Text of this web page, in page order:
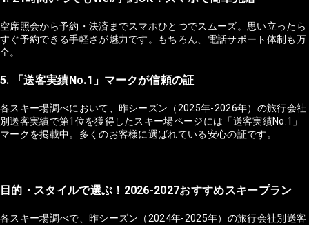
空席照会から予約・決済までスマホひとつでスムーズ。思い立ったら
すぐ予約できる手軽さが魅力です。もちろん、電話サポート体制も万
全。
5. 「送客実績No.1」マークが信頼の証
各スキー場調べにおいて、昨シーズン（2025年-2026年）の旅行会社
別送客実績で第1位を獲得したスキー場ページには「送客実績No.1」
マークを掲載中。多くのお客様に選ばれている安心の証です。
目的・スタイルで選ぶ！2026-2027おすすめスキープラン
各スキー場調べで、昨シーズン（2024年-2025年）の旅行会社別送客